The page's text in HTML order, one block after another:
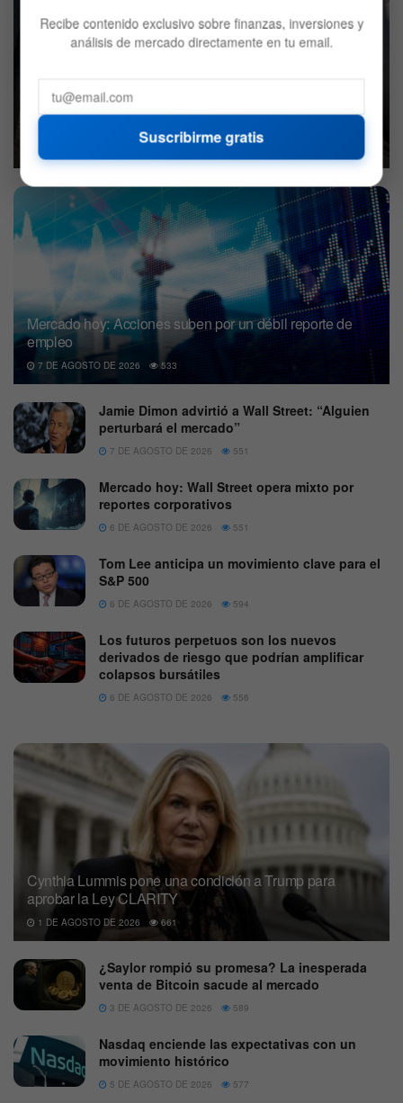
El próximo paso de la Fed con las tasas de interés podría
ser un recorte
Mercado hoy: Acciones suben por un débil reporte de
empleo
7 DE AGOSTO DE 2026 533
Jamie Dimon advirtió a Wall Street: “Alguien
perturbará el mercado”
7 DE AGOSTO DE 2026 551
Mercado hoy: Wall Street opera mixto por
reportes corporativos
6 DE AGOSTO DE 2026 551
Tom Lee anticipa un movimiento clave para el
S&P 500
6 DE AGOSTO DE 2026 594
Los futuros perpetuos son los nuevos
derivados de riesgo que podrían amplificar
colapsos bursátiles
6 DE AGOSTO DE 2026 556
Cynthia Lummis pone una condición a Trump para
aprobar la Ley CLARITY
1 DE AGOSTO DE 2026 661
¿Saylor rompió su promesa? La inesperada
venta de Bitcoin sacude al mercado
3 DE AGOSTO DE 2026 589
Nasdaq enciende las expectativas con un
movimiento histórico
5 DE AGOSTO DE 2026 577
Recibe contenido exclusivo sobre finanzas, inversiones y
análisis de mercado directamente en tu email.
Suscribirme gratis